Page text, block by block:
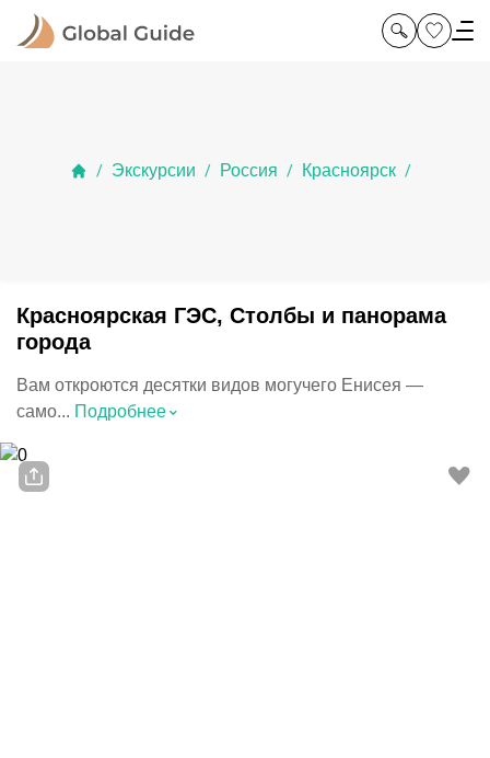
/ Экскурсии / Россия / Красноярск /
Красноярская ГЭС, Столбы и панорама
города
Вам откроются десятки видов могучего Енисея —
само... Подробнее⌃